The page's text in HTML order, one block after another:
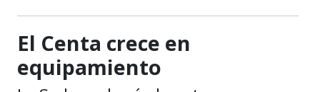
El Centa crece en
equipamiento